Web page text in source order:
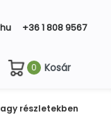
+36 1 808 9567
0 Kosár
részletekben